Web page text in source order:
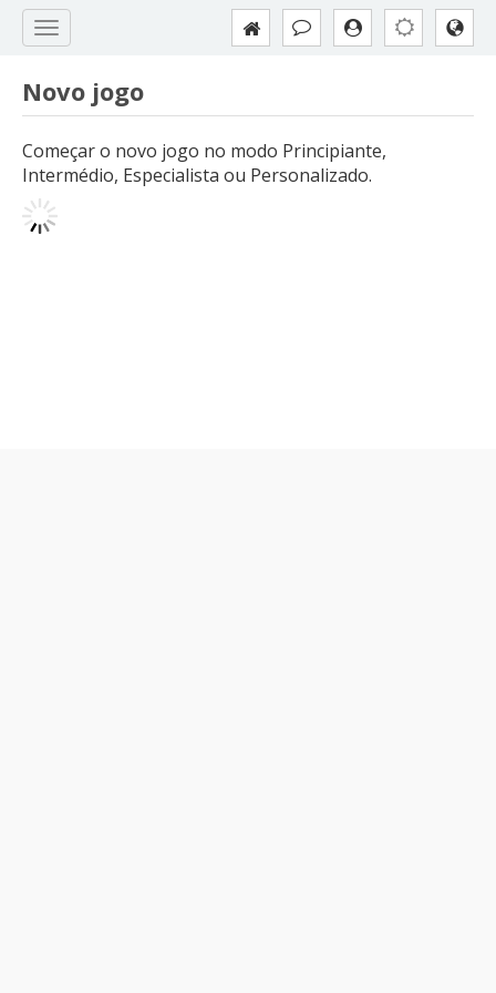
Novo jogo
Começar o novo jogo no modo Principiante,
Intermédio, Especialista ou Personalizado.